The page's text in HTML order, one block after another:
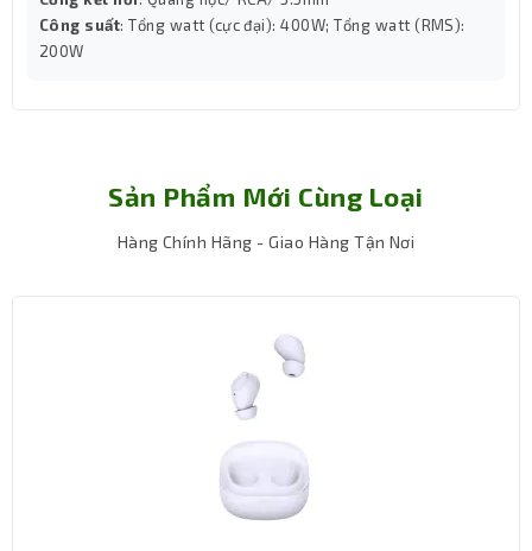
Công suất: Tổng watt (cực đại): 400W; Tổng watt (RMS):
200W
Sản Phẩm Mới Cùng Loại
Hàng Chính Hãng - Giao Hàng Tận Nơi